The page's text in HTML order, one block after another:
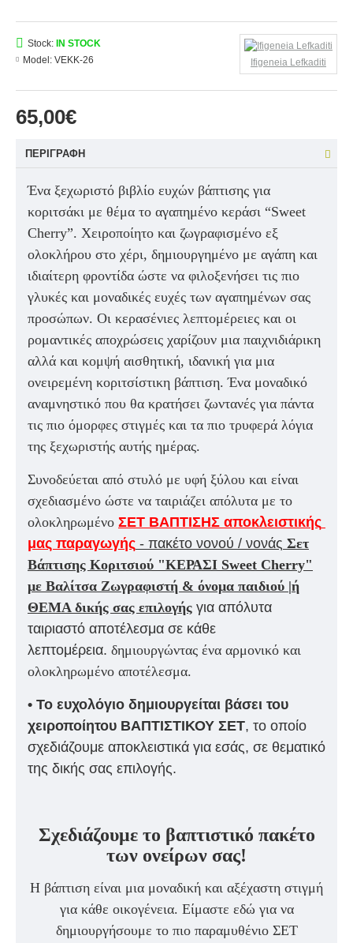
65,00€
Stock: IN STOCK
Model: VEKK-26 Ifigeneia Lefkaditi
ΠΕΡΙΓΡΑΦΉ
Ένα ξεχωριστό βιβλίο ευχών βάπτισης για
κοριτσάκι με θέμα το αγαπημένο κεράσι “Sweet
Cherry”. Χειροποίητο και ζωγραφισμένο εξ
ολοκλήρου στο χέρι, δημιουργημένο με αγάπη και
ιδιαίτερη φροντίδα ώστε να φιλοξενήσει τις πιο
γλυκές και μοναδικές ευχές των αγαπημένων σας
προσώπων. Οι κερασένιες λεπτομέρειες και οι
ρομαντικές αποχρώσεις χαρίζουν μια παιχνιδιάρικη
αλλά και κομψή αισθητική, ιδανική για μια
ονειρεμένη κοριτσίστικη βάπτιση. Ένα μοναδικό
αναμνηστικό που θα κρατήσει ζωντανές για πάντα
τις πιο όμορφες στιγμές και τα πιο τρυφερά λόγια
της ξεχωριστής αυτής ημέρας.
Συνοδεύεται από στυλό με υφή ξύλου και είναι
σχεδιασμένο ώστε να ταιριάζει απόλυτα με το
ολοκληρωμένο ΣΕΤ ΒΑΠΤΙΣΗΣ αποκλειστικής
μας παραγωγής - πακέτο νονού / νονάς Σετ
Βάπτισης Κοριτσιού "ΚΕΡΑΣΙ Sweet Cherry"
με Βαλίτσα Ζωγραφιστή & όνομα παιδιού |ή
ΘΕΜΑ δικής σας επιλογής για απόλυτα
ταιριαστό αποτέλεσμα σε κάθε
λεπτομέρεια. δημιουργώντας ένα αρμονικό και
ολοκληρωμένο αποτέλεσμα.
• Το ευχολόγιο δημιουργείται βάσει του
χειροποίητου ΒΑΠΤΙΣΤΙΚΟΥ ΣΕΤ, το οποίο
σχεδιάζουμε αποκλειστικά για εσάς, σε θεματικό
της δικής σας επιλογής.
Σχεδιάζουμε το βαπτιστικό πακέτο
των ονείρων σας!
Η βάπτιση είναι μια μοναδική και αξέχαστη στιγμή
για κάθε οικογένεια. Είμαστε εδώ για να
δημιουργήσουμε το πιο παραμυθένιο ΣΕΤ